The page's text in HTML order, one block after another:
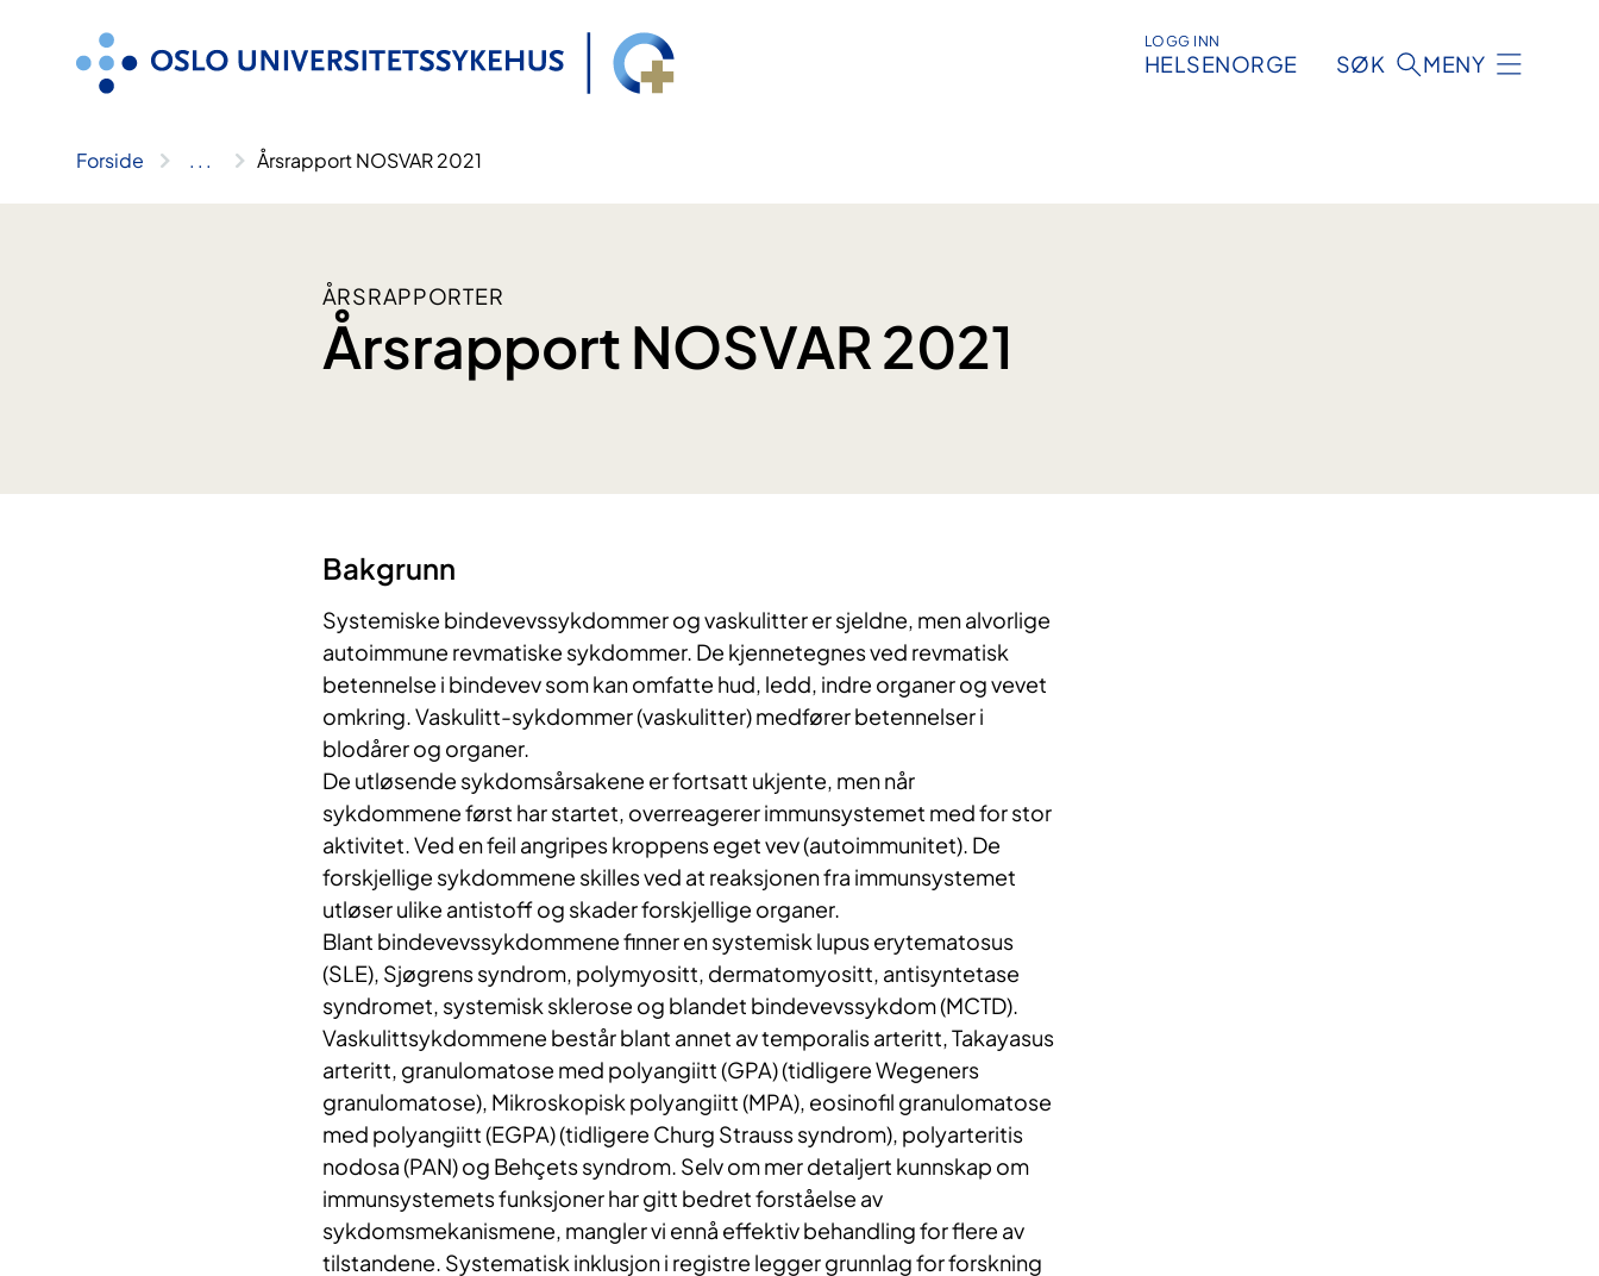
LOGG INN
HELSENORGE SØK MENY
Forside .. . Årsrapport NOSVAR 2021
ÅRSRAPPORTER
Årsrapport NOSVAR 2021
Bakgrunn
Systemiske bindevevssykdommer og vaskulitter er sjeldne, men alvorlige
autoimmune revmatiske sykdommer. De kjennetegnes ved revmatisk
betennelse i bindevev som kan omfatte hud, ledd, indre organer og vevet
omkring. Vaskulitt-sykdommer (vaskulitter) medfører betennelser i
blodårer og organer.
De utløsende sykdomsårsakene er fortsatt ukjente, men når
sykdommene først har startet, overreagerer immunsystemet med for stor
aktivitet. Ved en feil angripes kroppens eget vev (autoimmunitet). De
forskjellige sykdommene skilles ved at reaksjonen fra immunsystemet
utløser ulike antistoff og skader forskjellige organer.
Blant bindevevssykdommene finner en systemisk lupus erytematosus
(SLE), Sjøgrens syndrom, polymyositt, dermatomyositt, antisyntetase
syndromet, systemisk sklerose og blandet bindevevssykdom (MCTD).
Vaskulittsykdommene består blant annet av temporalis arteritt, Takayasus
arteritt, granulomatose med polyangiitt (GPA) (tidligere Wegeners
granulomatose), Mikroskopisk polyangiitt (MPA), eosinofil granulomatose
med polyangiitt (EGPA) (tidligere Churg Strauss syndrom), polyarteritis
nodosa (PAN) og Behçets syndrom. Selv om mer detaljert kunnskap om
immunsystemets funksjoner har gitt bedret forståelse av
sykdomsmekanismene, mangler vi ennå effektiv behandling for flere av
tilstandene. Systematisk inklusjon i registre legger grunnlag for forskning